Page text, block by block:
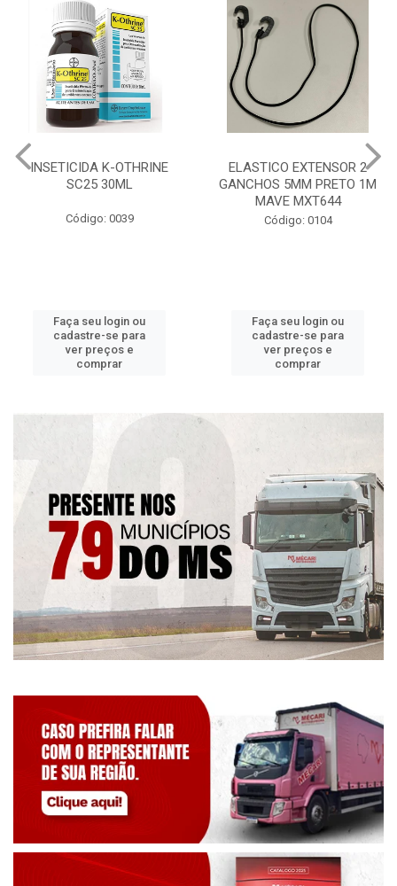
INSETICIDA K-OTHRINE
SC25 30ML
Código: 0039
Faça seu login ou
cadastre-se para
ver preços e
comprar
ELASTICO EXTENSOR 2
GANCHOS 5MM PRETO 1M
MAVE MXT644
Código: 0104
Faça seu login ou
cadastre-se para
ver preços e
comprar